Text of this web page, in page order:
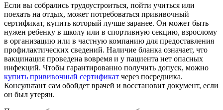
Если вы собрались трудоустроиться, пойти учиться или
поехать на отдых, может потребоваться прививочный
сертификат, купить который лучше заранее. Он может быть
нужен ребенку в школу или в спортивную секцию, взрослому
в организацию или в частную компанию для предоставления
профилактических сведений. Наличие бланка означает, что
вакцинация проведена вовремя и у пациента нет опасных
инфекций. Чтобы гарантированно получить допуск, можно
купить прививочный сертификат через посредника.
Консультант сам обойдет врачей и восстановит документ, если
он был утерян.